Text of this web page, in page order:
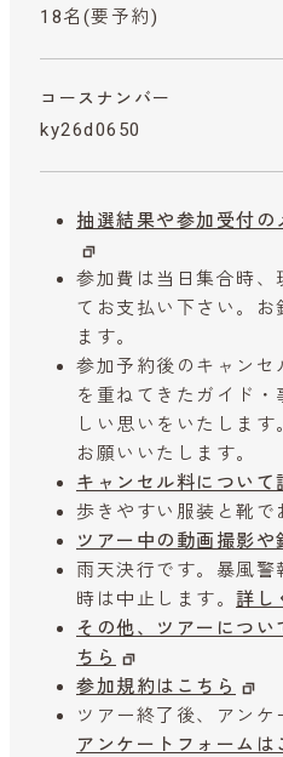
18名(要予約)
コースナンバー
ky26d0650
抽選結果や参加受付
参加費は当日集合時、
てお支払い下さい。お
ます。
参加予約後のキャンセ
を重ねてきたガイド
しい思いをいたしま
お願いいたします。
キャンセル料について
歩きやすい服装と靴で
ツアー中の動画撮影や
雨天決行です。暴風警
時は中止します。 詳し
その他、ツアーについ
ちら
参加規約はこちら
ツアー終了後、アンケ
アンケートフォームは